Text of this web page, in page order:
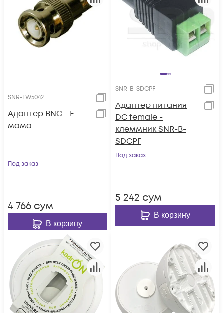
SNR-FW5042
Адаптер BNC - F
мама
Под заказ
4 766 сум
В корзину
SNR-B-SDCPF
Адаптер питания
DC female -
клеммник SNR-B-
SDCPF
Под заказ
5 242 сум
В корзину